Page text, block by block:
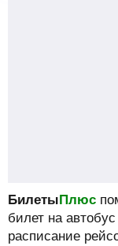
БилетыПлюс
билет на
расписание